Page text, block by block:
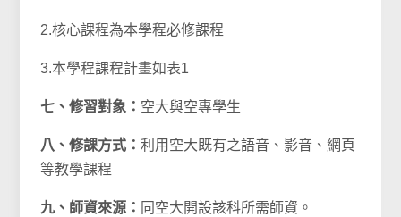
2.核心課程為本學程必修課程
3.本學程課程計畫如表1
七、修習對象： 空大與空專學生
八、修課方式：利用空大既有之語音、影音、網頁
等教學課程
九、師資來源： 同空大開設該科所需師資。